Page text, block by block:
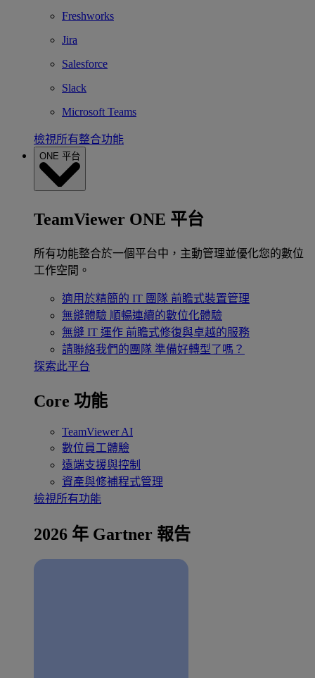
Freshworks
Jira
Salesforce
Slack
Microsoft Teams
檢視所有整合功能
ONE 平台
TeamViewer ONE 平台
所有功能整合於一個平台中，主動管理並優化您的數位
工作空間。
適用於精簡的 IT 團隊 前瞻式裝置管理
無縫體驗 順暢連續的數位化體驗
無縫 IT 運作 前瞻式修復與卓越的服務
請聯絡我們的團隊 準備好轉型了嗎？
探索此平台
Core 功能
TeamViewer AI
數位員工體驗
遠端支援與控制
資產與修補程式管理
檢視所有功能
2026 年 Gartner 報告